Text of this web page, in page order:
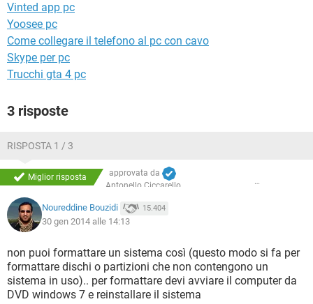
Vinted app pc
Yoosee pc
Come collegare il telefono al pc con cavo
Skype per pc
Trucchi gta 4 pc
3 risposte
RISPOSTA 1 / 3
Miglior risposta
approvata da
Antonello Ciccarello
Noureddine Bouzidi 15.404
30 gen 2014 alle 14:13
non puoi formattare un sistema così (questo modo si fa per
formattare dischi o partizioni che non contengono un
sistema in uso).. per formattare devi avviare il computer da
DVD windows 7 e reinstallare il sistema